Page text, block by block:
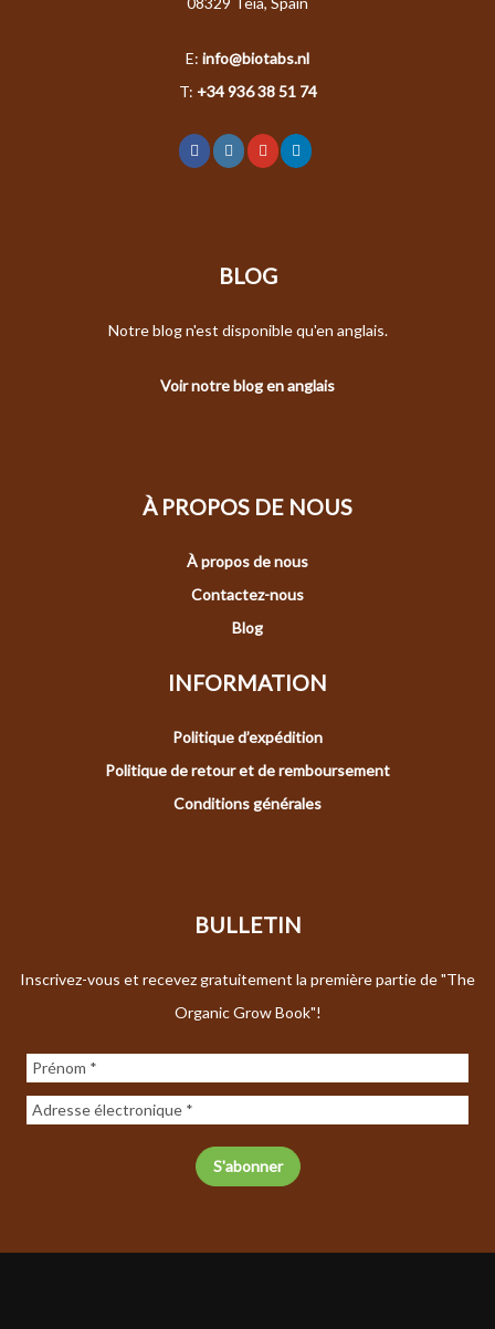
E: info@biotabs.nl
T: +34 936 38 51 74
BLOG
Notre blog n'est disponible qu'en anglais.
Voir notre blog en anglais
À PROPOS DE NOUS
À propos de nous
Contactez-nous
Blog
INFORMATION
Politique d’expédition
Politique de retour et de remboursement
Conditions générales
BULLETIN
Inscrivez-vous et recevez gratuitement la première partie de "The
Organic Grow Book"!